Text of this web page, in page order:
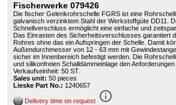
Fischerwerke 079426
Die fischer Gelenkrohrschelle FGRS ist eine
galvanisch verzinktem Stahl der Werkstoffgüte DD11.
Schnellverschluss ermöglicht eine einfache und
Das Einrasten des Sicherheitsverschlusses garantiert
Rohres ohne das ein Aufspringen der Schelle. Damit
Außendurchmesser von 12 - 63 mm mit
sicher im Innenbereich befestigt werden. Die
und silikonfreien Schalldämmeinlage den Anforderungen
Verkaufseinheit: 50 ST.
Sales unit: 50 pieces
Lieske Part No.: 1240657
Delivery time on request info_outline